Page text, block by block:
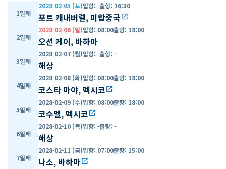
1일째
2028-02-05 (토)입항: -출항: 16:30
포트 캐내버럴, 미합중국open_in_new
2일째
2028-02-06 (일)입항: 08:00출항: 18:00
오션 케이, 바하마
3일째
2028-02-07 (월)입항: -출항: -
해상
4일째
2028-02-08 (화)입항: 08:00출항: 18:00
코스타 마야, 멕시코open_in_new
5일째
2028-02-09 (수)입항: 08:00출항: 18:00
코수멜, 멕시코open_in_new
6일째
2028-02-10 (목)입항: -출항: -
해상
7일째
2028-02-11 (금)입항: 07:00출항: 15:00
나소, 바하마open_in_new